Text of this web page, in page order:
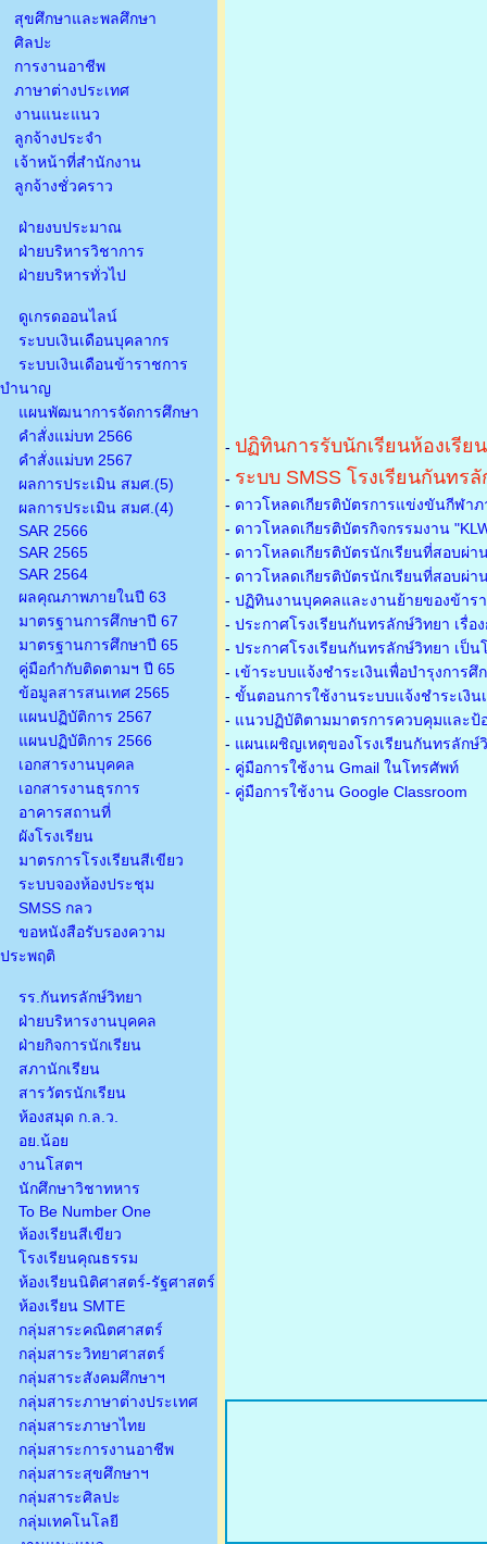
สุขศึกษาและพลศึกษา
ศิลปะ
การงานอาชีพ
ภาษาต่างประเทศ
งานแนะแนว
ลูกจ้างประจำ
เจ้าหน้าที่สำนักงาน
ลูกจ้างชั่วคราว
ฝ่ายงบประมาณ
ฝ่ายบริหารวิชาการ
ฝ่ายบริหารทั่วไป
ดูเกรดออนไลน์
ระบบเงินเดือนบุคลากร
ระบบเงินเดือนข้าราชการ
บำนาญ
แผนพัฒนาการจัดการศึกษา
คำสั่งแม่บท 2566
คำสั่งแม่บท 2567
ผลการประเมิน สมศ.(5)
ผลการประเมิน สมศ.(4)
SAR 2566
SAR 2565
SAR 2564
ผลคุณภาพภายในปี 63
มาตรฐานการศึกษาปี 67
มาตรฐานการศึกษาปี 65
คู่มือกำกับติดตามฯ ปี 65
ข้อมูลสารสนเทศ 2565
แผนปฏิบัติการ 2567
แผนปฏิบัติการ 2566
เอกสารงานบุคคล
เอกสารงานธุรการ
อาคารสถานที่
ผังโรงเรียน
มาตรการโรงเรียนสีเขียว
ระบบจองห้องประชุม
SMSS กลว
ขอหนังสือรับรองความ
ประพฤติ
รร.กันทรลักษ์วิทยา
ฝ่ายบริหารงานบุคคล
ฝ่ายกิจการนักเรียน
สภานักเรียน
สารวัตรนักเรียน
ห้องสมุด ก.ล.ว.
อย.น้อย
งานโสตฯ
นักศึกษาวิชาทหาร
To Be Number One
ห้องเรียนสีเขียว
โรงเรียนคุณธรรม
ห้องเรียนนิติศาสตร์-รัฐศาสตร์
ห้องเรียน SMTE
กลุ่มสาระคณิตศาสตร์
กลุ่มสาระวิทยาศาสตร์
กลุ่มสาระสังคมศึกษาฯ
กลุ่มสาระภาษาต่างประเทศ
กลุ่มสาระภาษาไทย
กลุ่มสาระการงานอาชีพ
กลุ่มสาระสุขศึกษาฯ
กลุ่มสาระศิลปะ
กลุ่มเทคโนโลยี
- ปฏิทินการรับนักเรียนห้องเรีย
- ระบบ SMSS โรงเรียนกันทร
- ดาวโหลดเกียรติบัตรการแข่งขันกีฬา
- ดาวโหลดเกียรติบัตรกิจกรรมงาน
- ดาวโหลดเกียรติบัตรนักเรียนที่สอบผ่
- ดาวโหลดเกียรติบัตรนักเรียนที่สอบผ่
- ปฏิทินงานบุคคลและงานย้ายของข้าร
- ประกาศโรงเรียนกันทรลักษ์วิทยา เรื่
- ประกาศโรงเรียนกันทรลักษ์วิทยา เป็
- เข้าระบบแจ้งชำระเงินเพื่อบำรุงการศึ
- ขั้นตอนการใช้งานระบบแจ้งชำระเงิน
- แนวปฏิบัติตามมาตรการควบคุมและป้
- แผนเผชิญเหตุของโรงเรียนกันทรลัก
- คู่มือการใช้งาน Gmail ในโทรศัพท์
- คู่มือการใช้งาน Google Classroom